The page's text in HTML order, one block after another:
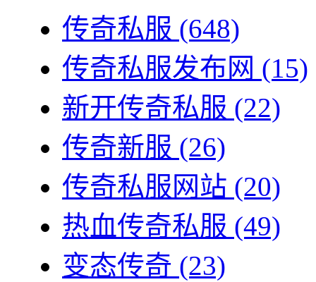
传奇私服 (648)
传奇私服发布网 (15)
新开传奇私服 (22)
传奇新服 (26)
传奇私服网站 (20)
热血传奇私服 (49)
变态传奇 (23)